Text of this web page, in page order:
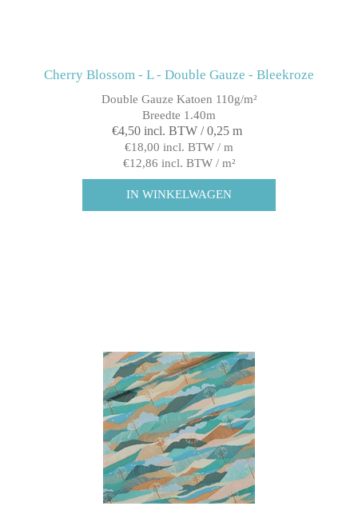
Cherry Blossom - L - Double Gauze - Bleekroze
Double Gauze Katoen 110g/m²
Breedte 1.40m
€4,50 incl. BTW / 0,25 m
€18,00 incl. BTW / m
€12,86 incl. BTW / m²